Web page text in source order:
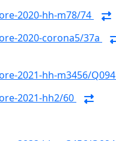
2020-hh-m78/74
2020-corona5/37a
2021-hh-m3456/Q094
2021-hh2/60